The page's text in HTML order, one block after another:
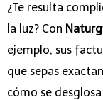
¿Te resulta
la luz? Con
ejemplo, sus
que sepas
cómo se